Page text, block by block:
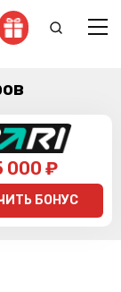
000 ₽
БОНУС